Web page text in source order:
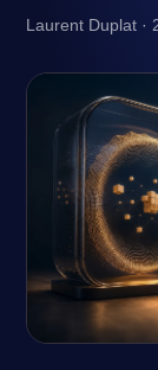
Laurent Duplat ·